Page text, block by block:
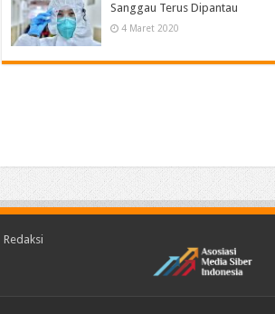
Sanggau Terus Dipantau
4 Maret 2020
Redaksi